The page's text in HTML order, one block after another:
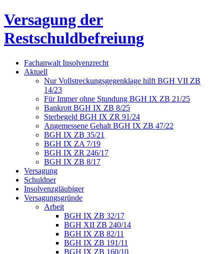
Versagung der
Restschuldbefreiung
Fachanwalt Insolvenzrecht
Aktuell
Nur Vollstreckungsgegenklage hilft BGH VII ZB
14/23
Für Immer ohne Stundung BGH IX ZB 21/25
Bankrott BGH IX ZB 8/25
Sterbegeld BGH IX ZR 91/24
Angemessene Gehalt BGH IX ZB 47/22
BGH IX ZB 35/21
BGH IX ZA 7/19
BGH IX ZR 246/17
BGH IX ZB 8/17
Versagung
Schuldner
Insolvenzgläubiger
Versagungsgründe
Arbeit
BGH IX ZB 32/17
BGH XII ZB 240/14
BGH IX ZB 82/11
BGH IX ZB 191/11
BGH IX ZB 160/10